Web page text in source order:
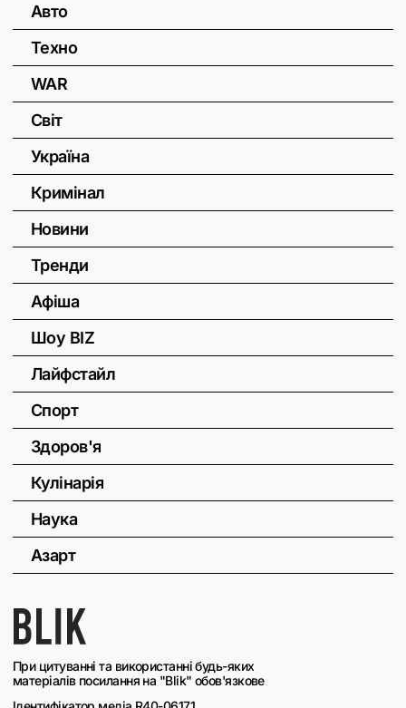
При цитуванні та використанні будь-яких
матеріалів посилання на "Blik" обов'язкове
Авто
Техно
WAR
Світ
Україна
Кримінал
Новини
Тренди
Афіша
Шоу BIZ
Лайфстайл
Спорт
Здоров'я
Кулінарія
Наука
Азарт